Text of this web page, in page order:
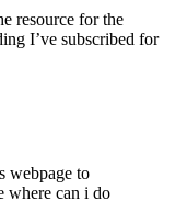
resource for the
I’ve subscribed for
webpage to
where can i do